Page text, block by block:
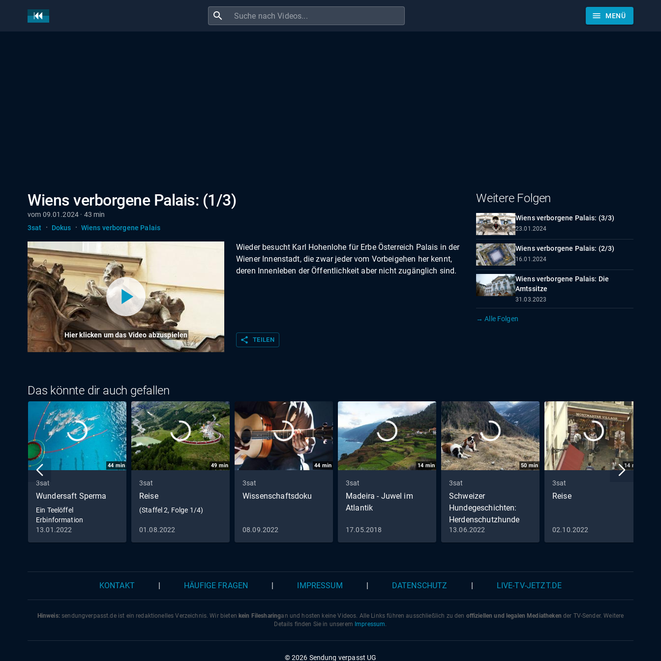
search menu MENÜ
Wiens verborgene Palais: (1/3)
vom 09.01.2024 · 43 min
3sat
· Dokus · Wiens verborgene Palais
Hier klicken um das Video abzuspielen
Wieder besucht Karl Hohenlohe für Erbe Österreich Palais in der
Wiener Innenstadt, die zwar jeder vom Vorbeigehen her kennt,
deren Innenleben der Öffentlichkeit aber nicht zugänglich sind.
share TEILEN
Weitere Folgen
Wiens verborgene Palais: (3/3)
23.01.2024
Wiens verborgene Palais: (2/3)
16.01.2024
Wiens verborgene Palais: Die
Amtssitze
31.03.2023
→ Alle Folgen
Das könnte dir auch gefallen
44 min
3sat
Wundersaft Sperma
Ein Teelöffel
Erbinformation
13.01.2022
49 min
3sat
Reise
(Staffel 2, Folge 1/4)
01.08.2022
44 min
3sat
Wissenschaftsdoku
08.09.2022
14 min
3sat
Madeira - Juwel im
Atlantik
17.05.2018
50 min
3sat
Schweizer
Hundegeschichten:
Herdenschutzhunde
Der Bernhardiner vom
Grossen Sankt Bernhard
13.06.2022
14 min
3sat
Reise
02.10.2022
KONTAKT HÄUFIGE FRAGEN IMPRESSUM DATENSCHUTZ LIVE-TV-JETZT.DE
Hinweis:sendungverpasst.deist ein redaktionelles Verzeichnis. Wir bieten kein Filesharingan und hosten keine Videos. Alle Links führen ausschließlich zu den offiziellen und legalen Mediatheken der TV-Sender. Weitere
Details finden Sie in unserem Impressum.
© 2026 Sendung verpasst UG